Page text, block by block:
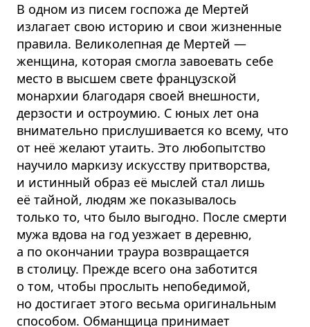
В одном из писем госпожа де Мертей
излагает свою историю и свои жизненные
правила. Великолепная де Мертей —
женщина, которая смогла завоевать себе
место в высшем свете французской
монархии благодаря своей внешности,
дерзости и остроумию. С юных лет она
внимательно прислушивается ко всему, что
от неё желают утаить. Это любопытство
научило маркизу искусству притворства,
и истинный образ её мыслей стал лишь
её тайной, людям же показывалось
только то, что было выгодно. После смерти
мужа вдова на год уезжает в деревню,
а по окончании траура возвращается
в столицу. Прежде всего она заботится
о том, чтобы прослыть непобедимой,
но достигает этого весьма оригинальным
способом. Обманщица принимает